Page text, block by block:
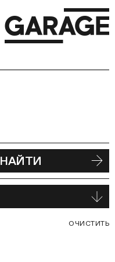
НАЙТИ
ОЧИСТИТЬ